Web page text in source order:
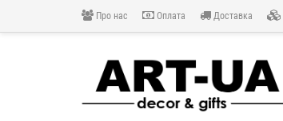
Про нас Оплата Доставка